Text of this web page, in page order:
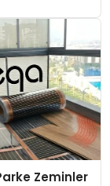
Zeminler